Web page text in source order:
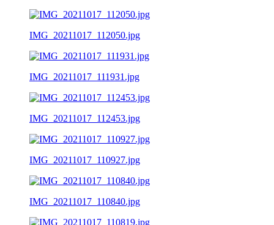
IMG_20211017_112050.jpg
IMG_20211017_111931.jpg
IMG_20211017_112453.jpg
IMG_20211017_110927.jpg
IMG_20211017_110840.jpg